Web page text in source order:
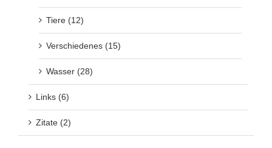
Tiere (12)
Verschiedenes (15)
Wasser (28)
Links (6)
Zitate (2)